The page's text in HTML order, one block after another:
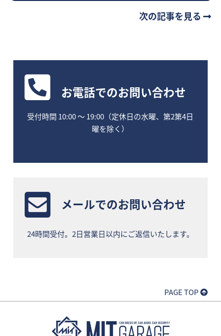
次の記事を見る
お電話でのお問い合わせ
受付時間 10:00 〜 19:00（定休日の水曜、第2第4日
曜を除く）
メールでのお問い合わせ
24時間受付。2日営業日以内にご返信いたします。
PAGE TOP